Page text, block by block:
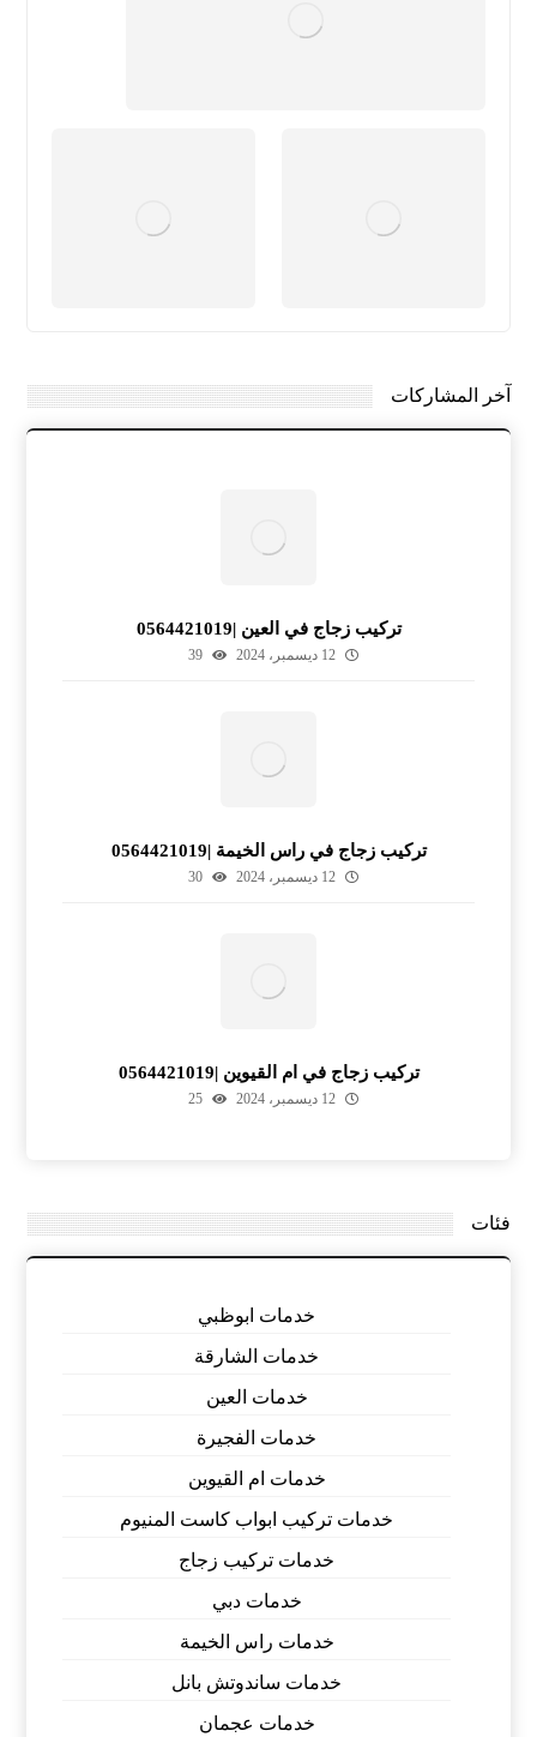
آخر المشاركات
تركيب زجاج في العين |0564421019
12 ديسمبر، 2024 39
تركيب زجاج في راس الخيمة |0564421019
12 ديسمبر، 2024 30
تركيب زجاج في ام القيوين |0564421019
12 ديسمبر، 2024 25
فئات
خدمات ابوظبي
خدمات الشارقة
خدمات العين
خدمات الفجيرة
خدمات ام القيوين
خدمات تركيب ابواب كاست المنيوم
خدمات تركيب زجاج
خدمات دبي
خدمات راس الخيمة
خدمات ساندوتش بانل
خدمات عجمان